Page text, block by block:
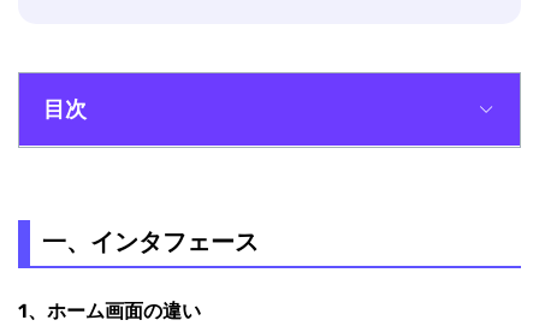
目次
二、機能
一、インタフェース
1、ホーム画面の違い